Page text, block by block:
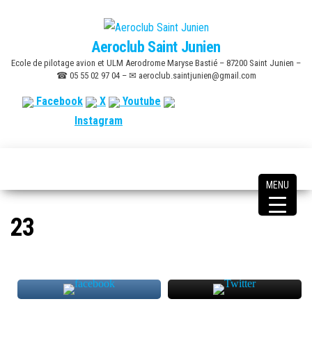
content
Aeroclub Saint Junien
Ecole de pilotage avion et ULM Aerodrome Maryse Bastié – 87200 Saint Junien –
☎ 05 55 02 97 04 – ✉ aeroclub.saintjunien@gmail.com
Facebook X
Youtube
Instagram
23
MENU